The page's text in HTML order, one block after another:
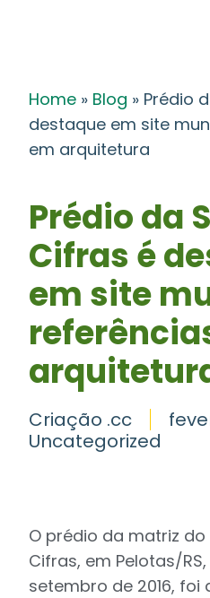
Home » Blog » Prédio
destaque em site
em arquitetura
Prédio da
Cifras é
em site
Criação .cc
Uncategorized
O prédio da matriz
Cifras, em Pelotas/
setembro de 2016,